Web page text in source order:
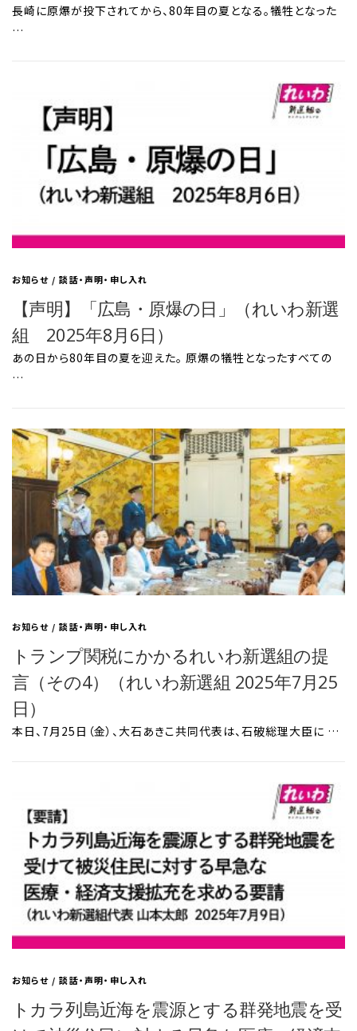
長崎に原爆が投下されてから、80年目の夏となる。犠牲となった
…
お知らせ/談話・声明・申し入れ
【声明】「広島・原爆の日」（れいわ新選
組 2025年8月6日）
あの日から80年目の夏を迎えた。 原爆の犠牲となったすべての
…
お知らせ/談話・声明・申し入れ
トランプ関税にかかるれいわ新選組の提
言（その4）（れいわ新選組 2025年7月25
日）
本日、7月25日（金）、大石あきこ共同代表は、石破総理大臣に …
お知らせ/談話・声明・申し入れ
トカラ列島近海を震源とする群発地震を受